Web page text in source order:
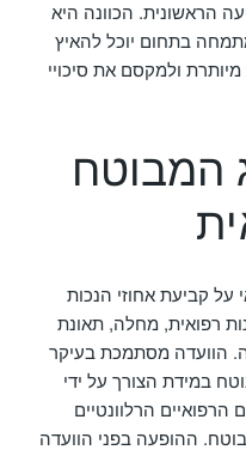
הראשונית. הכוונה היא
בתחום יוכל להאיץ
ולמקסם את סיכויי
המבוטח
על קביעת אחוזי הנכות
רפואית, מחלה, תאונת
הוועדה מסתמכת בעיקר
במידת הצורך על ידי
הרלוונטיים
ההופעה בפני הוועדה